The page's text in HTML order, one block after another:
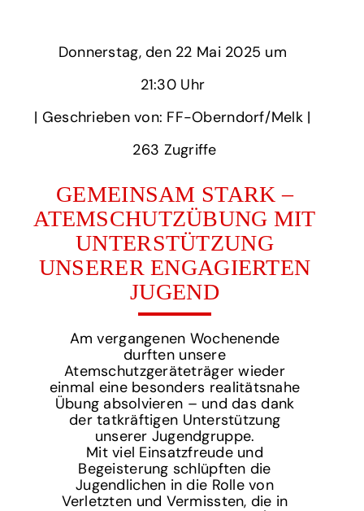
Donnerstag,
‎| Geschrieben von: FF-Oberndorf/Melk | ‎
263‏‏‎ ‎Zugriffe
GEMEINSAM STARK –
ATEMSCHUTZÜBUNG MIT
UNTERSTÜTZUNG
UNSERER ENGAGIERTEN
JUGEND
Am vergangenen Wochenende
durften unsere
Atemschutzgeräteträger wieder
einmal eine besonders realitätsnahe
Übung absolvieren – und das dank
der tatkräftigen Unterstützung
unserer Jugendgruppe.
Mit viel Einsatzfreude und
Begeisterung schlüpften die
Jugendlichen in die Rolle von
Verletzten und Vermissten, die in